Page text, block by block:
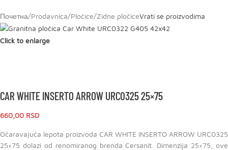
Почетна/Prodavnica/Pločice/Zidne pločiceVrati se proizvodima
Click to enlarge
CAR WHITE INSERTO ARROW URC0325 25×75
660,00 RSD
Očaravajuća lepota proizvoda CAR WHITE INSERTO ARROW URC0325
25×75 dolazi od renomiranog brenda Cersanit. Dimenzija 25×75, ove